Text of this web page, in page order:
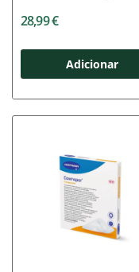
28,99 €
Adicionar